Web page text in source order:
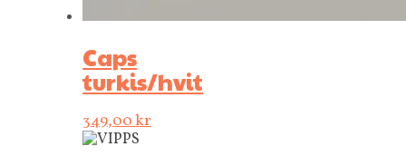
Caps
turkis/hvit
349,00kr